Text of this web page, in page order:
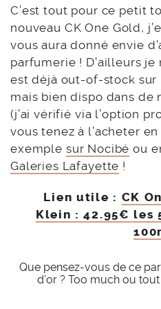
C’est tout pour ce petit
nouveau CK One Gold,
vous aura donné envie
parfumerie ! D’ailleurs
est déjà out-of-stock sur
mais bien dispo dans de
(j’ai vérifié via l’option
vous tenez à l’acheter
exemple sur Nocibé ou
Galeries Lafayette !
Lien utile : CK
Klein : 42.95€ les
Que pensez-vous de ce
d’or ? Too much ou